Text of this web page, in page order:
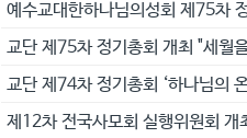
교단 제75차 정기총회 개최 "세월
교단 제74차 정기총회 ‘하나님의
제12차 전국사모회 실행위원회 개